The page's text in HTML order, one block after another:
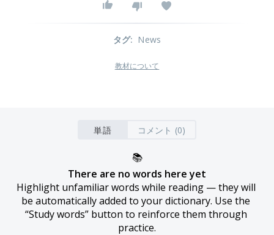
タグ: News
教材について
単語 コメント (0)
📚
There are no words here yet
Highlight unfamiliar words while reading — they will
be automatically added to your dictionary. Use the
“Study words” button to reinforce them through
practice.